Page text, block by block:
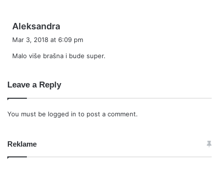
Aleksandra
a
s
Mar 3, 2018 at 6:09 pm
Malo više brašna i bude super.
Leave a Reply
You must be logged in to post a comment.
Reklame